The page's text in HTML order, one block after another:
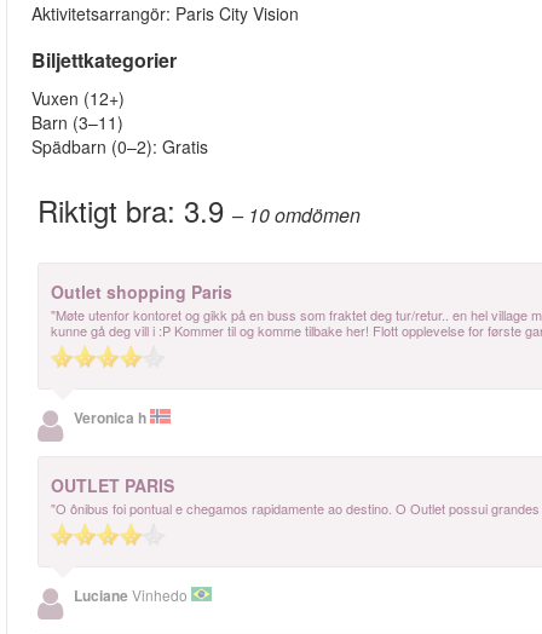
Aktivitetsarrangör: Paris City Vision
Biljettkategorier
Vuxen (12+)
Barn (3–11)
Spädbarn (0–2): Gratis
Riktigt bra: 3.9 – 10omdömen
Outlet shopping Paris
"Møte utenfor kontoret og gikk på en buss som fraktet deg tur/retur.. en hel
kunne gå deg vill i :P Kommer til og komme tilbake her! Flott opplevelse for første
Veronica h
OUTLET PARIS
"O ônibus foi pontual e chegamos rapidamente ao destino. O Outlet possui
LucianeVinhedo